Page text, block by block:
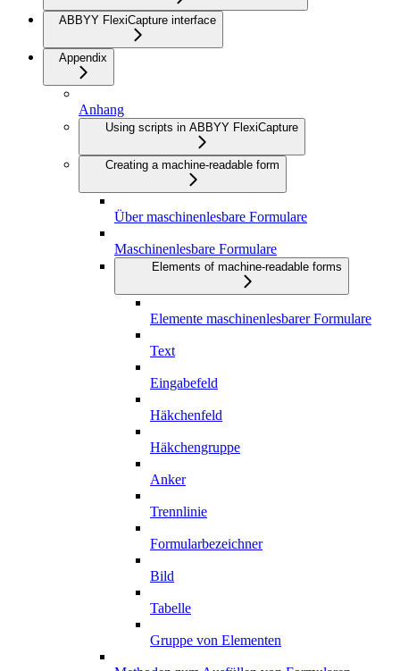
ABBYY FlexiCapture interface
Appendix
Anhang
Using scripts in ABBYY FlexiCapture
Creating a machine-readable form
Über maschinenlesbare Formulare
Maschinenlesbare Formulare
Elements of machine-readable forms
Elemente maschinenlesbarer Formulare
Text
Eingabefeld
Häkchenfeld
Häkchengruppe
Anker
Trennlinie
Formularbezeichner
Bild
Tabelle
Gruppe von Elementen